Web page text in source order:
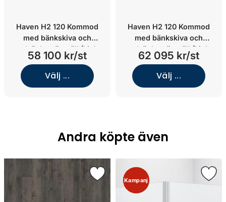
Haven H2 120 Kommod
med bänkskiva och
nedsänkt tvättställ (Light
Ash Wood/Stone Select
Grey/Svart krom)
58 100 kr/st
Välj ...
Haven H2 120 Kommod
med bänkskiva och
nedsänkt tvättställ (Light
Ash Wood/Azul
Olive/Brons)
62 095 kr/st
Välj ...
Andra köpte även
Kampanj